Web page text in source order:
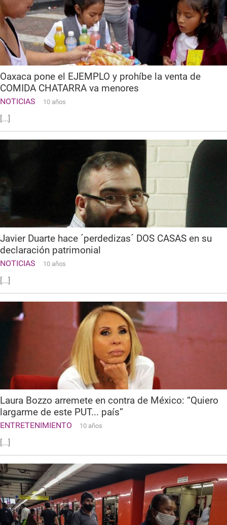
Oaxaca pone el EJEMPLO y prohíbe la venta de
COMIDA CHATARRA va menores
NOTICIAS 10 años
[...]
Javier Duarte hace ´perdedizas´ DOS CASAS en su
declaración patrimonial
NOTICIAS 10 años
[...]
Laura Bozzo arremete en contra de México: “Quiero
largarme de este PUT... país”
ENTRETENIMIENTO 10 años
[...]